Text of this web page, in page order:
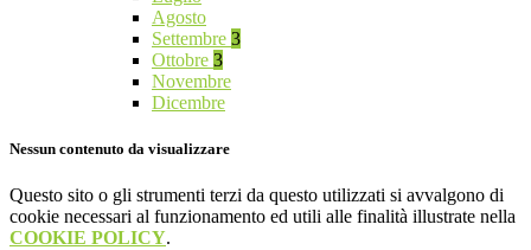
Agosto
Settembre 3
Ottobre 3
Novembre
Dicembre
Nessun contenuto da visualizzare
Questo sito o gli strumenti terzi da questo utilizzati si avvalgono di
cookie necessari al funzionamento ed utili alle finalità illustrate nella
COOKIE POLICY.